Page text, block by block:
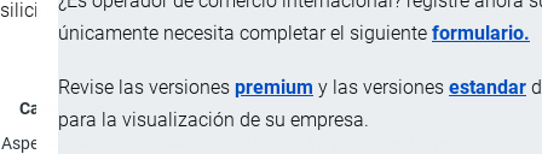
únicamente necesita completar el siguiente formulario.
Revise las versiones premium y las versiones estandar
para la visualización de su empresa.
silicio 1%.
Característica
Aspecto físico